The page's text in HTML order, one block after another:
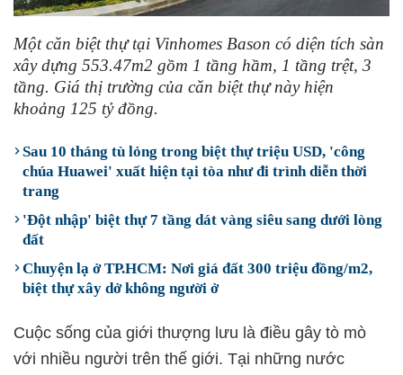
Một căn biệt thự tại Vinhomes Bason có diện tích sàn
xây dựng 553.47m2 gồm 1 tầng hầm, 1 tầng trệt, 3
tầng. Giá thị trường của căn biệt thự này hiện
khoảng 125 tỷ đồng.
Sau 10 tháng tù lỏng trong biệt thự triệu USD, 'công
chúa Huawei' xuất hiện tại tòa như đi trình diễn thời
trang
'Đột nhập' biệt thự 7 tầng dát vàng siêu sang dưới lòng
đất
Chuyện lạ ở TP.HCM: Nơi giá đất 300 triệu đồng/m2,
biệt thự xây dở không người ở
Cuộc sống của giới thượng lưu là điều gây tò mò
với nhiều người trên thế giới. Tại những nước